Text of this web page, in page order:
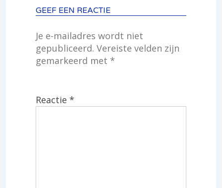
GEEF EEN REACTIE
Je e-mailadres wordt niet
gepubliceerd. Vereiste velden zijn
gemarkeerd met *
Reactie *